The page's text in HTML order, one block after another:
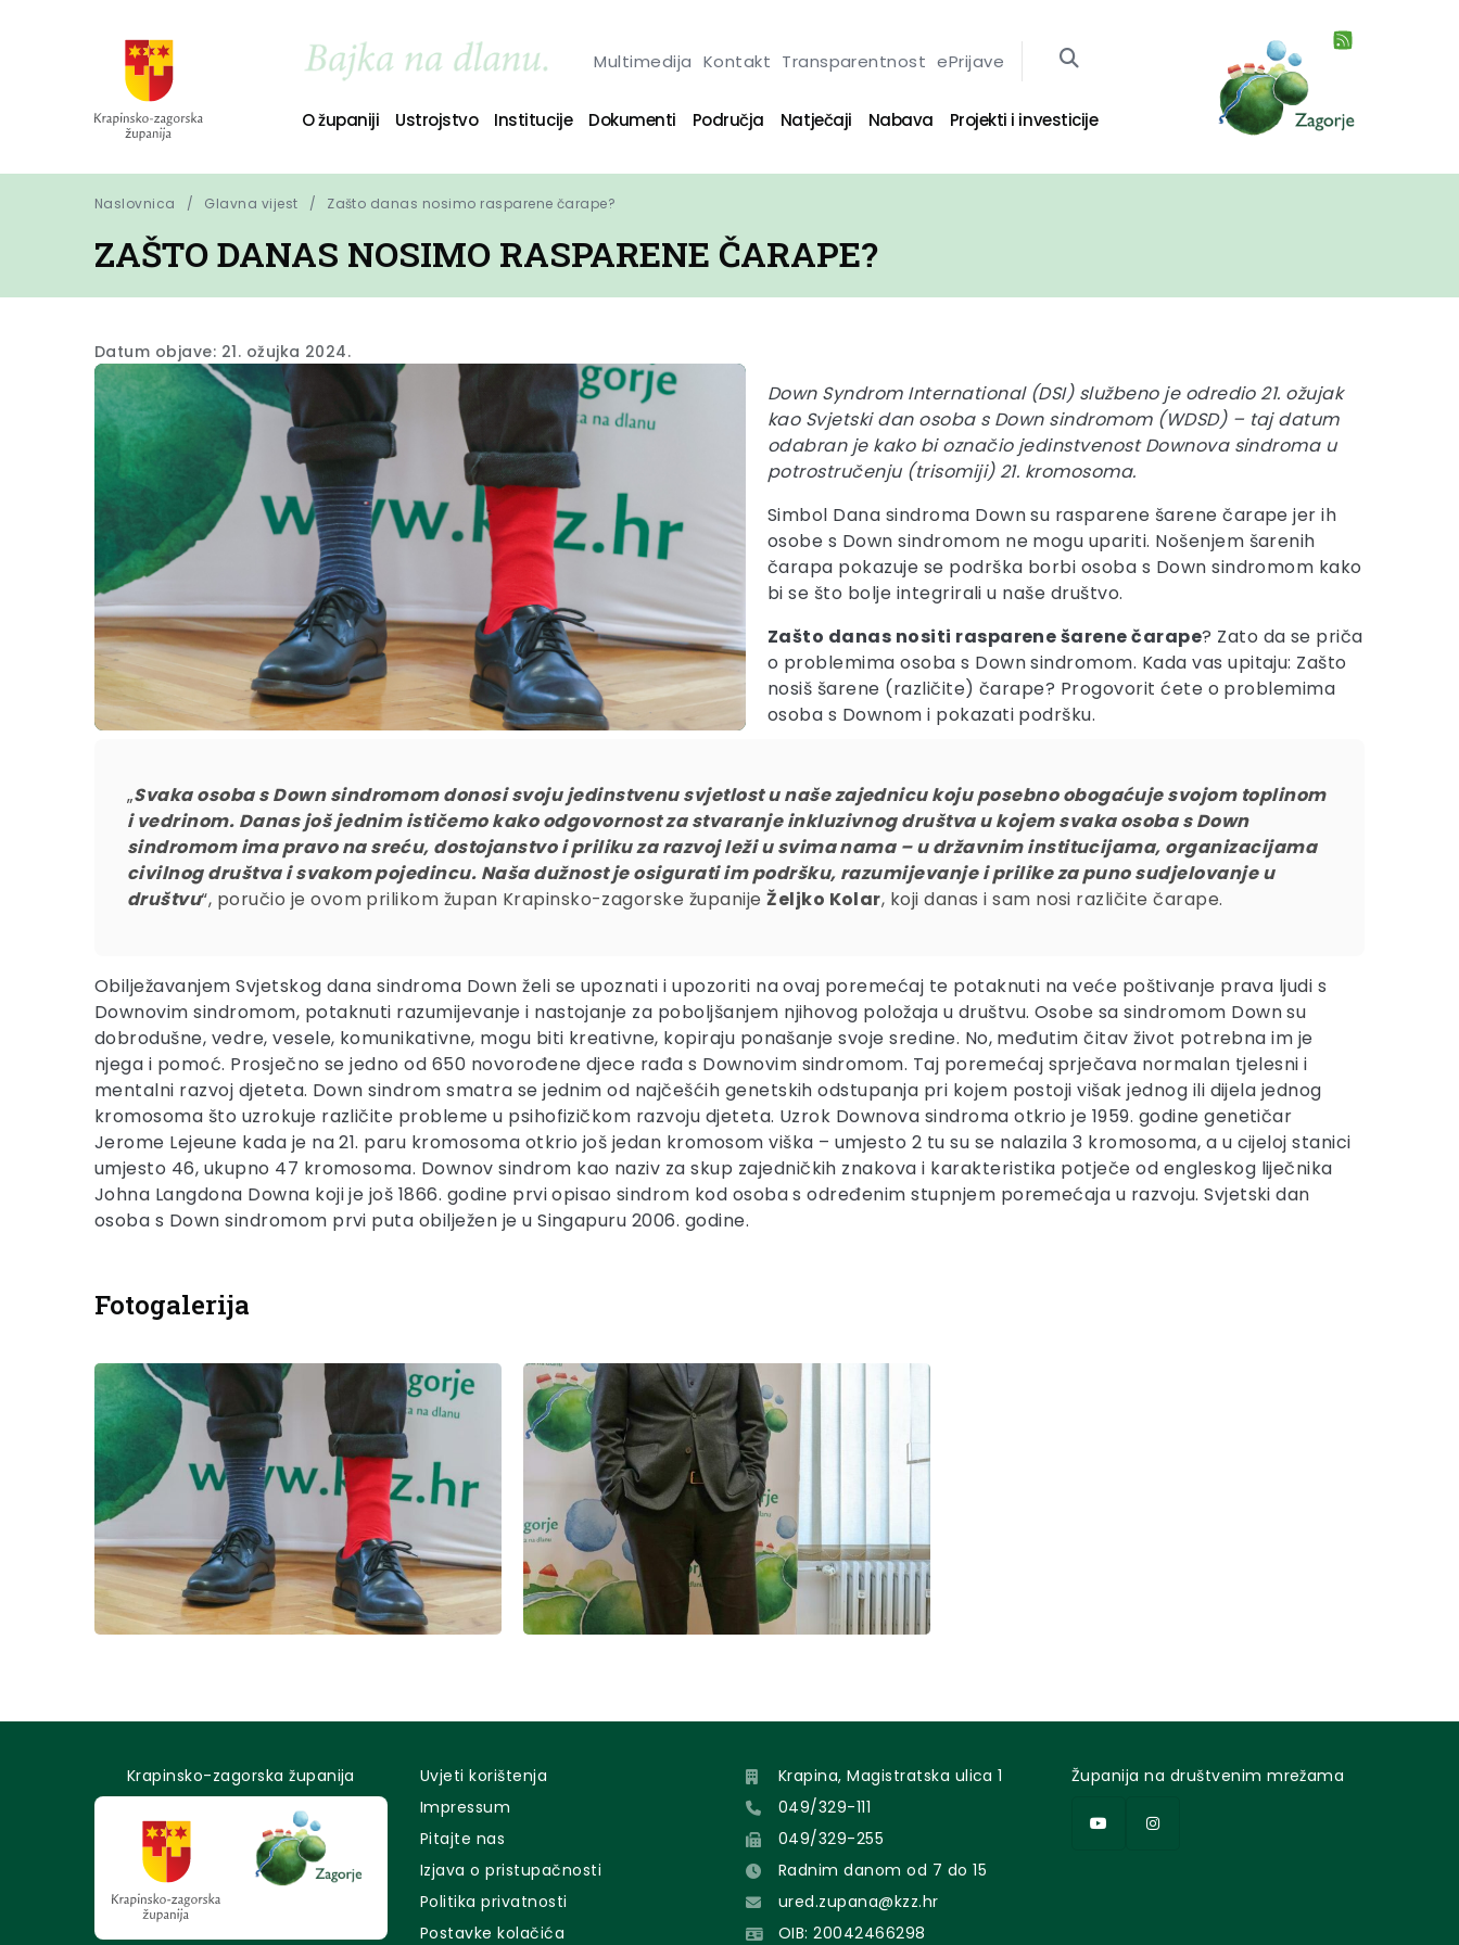
Multimedija Kontakt Transparentnost ePrijave
O županiji Ustrojstvo Institucije Dokumenti Područja Natječaji Nabava Projekti i investicije
Naslovnica Glavna vijest Zašto danas nosimo rasparene čarape?
ZAŠTO DANAS NOSIMO RASPARENE ČARAPE?
Datum objave: 21. ožujka 2024.
Down Syndrom International (DSI) službeno je odredio 21. ožujak
kao Svjetski dan osoba s Down sindromom (WDSD) – taj datum
odabran je kako bi označio jedinstvenost Downova sindroma u
potrostručenju (trisomiji) 21. kromosoma.
Simbol Dana sindroma Down su rasparene šarene čarape jer ih
osobe s Down sindromom ne mogu upariti. Nošenjem šarenih
čarapa pokazuje se podrška borbi osoba s Down sindromom kako
bi se što bolje integrirali u naše društvo.
Zašto danas nositi rasparene šarene čarape? Zato da se priča
o problemima osoba s Down sindromom. Kada vas upitaju: Zašto
nosiš šarene (različite) čarape? Progovorit ćete o problemima
osoba s Downom i pokazati podršku.
„Svaka osoba s Down sindromom donosi svoju jedinstvenu svjetlost u naše zajednicu koju posebno obogaćuje svojom toplinom
i vedrinom. Danas još jednim ističemo kako odgovornost za stvaranje inkluzivnog društva u kojem svaka osoba s Down
sindromom ima pravo na sreću, dostojanstvo i priliku za razvoj leži u svima nama – u državnim institucijama, organizacijama
civilnog društva i svakom pojedincu. Naša dužnost je osigurati im podršku, razumijevanje i prilike za puno sudjelovanje u
društvu“, poručio je ovom prilikom župan Krapinsko-zagorske županijeŽeljko Kolar, koji danas i sam nosi različite čarape.
Obilježavanjem Svjetskog dana sindroma Down želi se upoznati i upozoriti na ovaj poremećaj te potaknuti na veće poštivanje prava ljudi s
Downovim sindromom, potaknuti razumijevanje i nastojanje za poboljšanjem njihovog položaja u društvu. Osobe sa sindromom Down su
dobrodušne, vedre, vesele, komunikativne, mogu biti kreativne, kopiraju ponašanje svoje sredine. No, međutim čitav život potrebna im je
njega i pomoć. Prosječno se jedno od 650 novorođene djece rađa s Downovim sindromom. Taj poremećaj sprječava normalan tjelesni i
mentalni razvoj djeteta. Down sindrom smatra se jednim od najčešćih genetskih odstupanja pri kojem postoji višak jednog ili dijela jednog
kromosoma što uzrokuje različite probleme u psihofizičkom razvoju djeteta. Uzrok Downova sindroma otkrio je 1959. godine genetičar
Jerome Lejeune kada je na 21. paru kromosoma otkrio još jedan kromosom viška – umjesto 2 tu su se nalazila 3 kromosoma, a u cijeloj stanici
umjesto 46, ukupno 47 kromosoma. Downov sindrom kao naziv za skup zajedničkih znakova i karakteristika potječe od engleskog liječnika
Johna Langdona Downa koji je još 1866. godine prvi opisao sindrom kod osoba s određenim stupnjem poremećaja u razvoju. Svjetski dan
osoba s Down sindromom prvi puta obilježen je u Singapuru 2006. godine.
Fotogalerija
Krapinsko-zagorska županija
Uvjeti korištenja
Impressum
Pitajte nas
Izjava o pristupačnosti
Politika privatnosti
Postavke kolačića
Krapina, Magistratska ulica 1
049/329-111
049/329-255
Radnim danom od 7 do 15
ured.zupana@kzz.hr
OIB: 20042466298
Županija na društvenim mrežama